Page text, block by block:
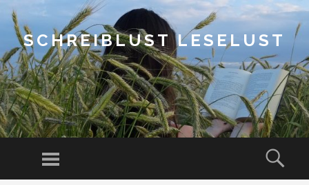
SCHREIBLUST LESELUST
Menu